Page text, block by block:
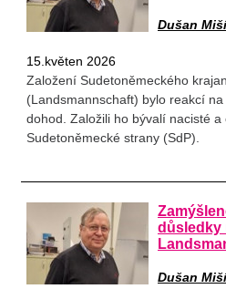
Dušan
15.květen 2026
Založení Sudetoněmeckého
(Landsmannschaft) bylo reakcí
dohod. Založili ho bývalí nacisté a
Sudetoněmecké strany (SdP).
důsledky
Dušan